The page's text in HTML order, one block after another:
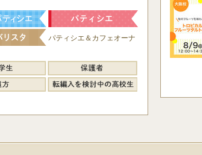
パティシエ＆カフェオーナ